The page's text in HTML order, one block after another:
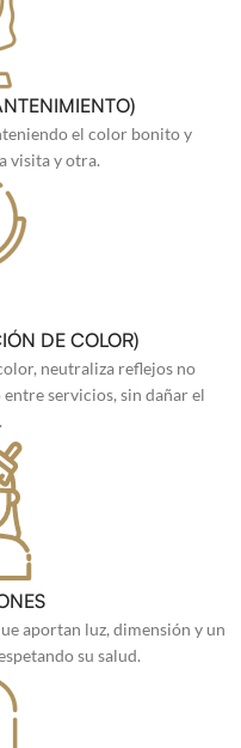
el color bonito y
visita y otra.
DE COLOR)
neutraliza reflejos no
servicios, sin dañar el
aportan luz, dimensión y un
su salud.